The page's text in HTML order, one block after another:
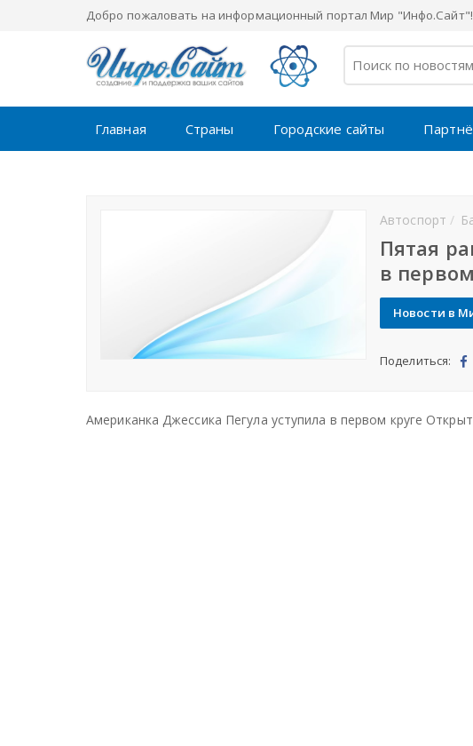
Добро пожаловать на информационный портал Мир "Инфо.Сайт"!
Главная Страны Городские сайты
Автоспорт
Пятая
в
Новости в
Поделиться:
тьс
Американка Джессика Пегула уступила в первом круге